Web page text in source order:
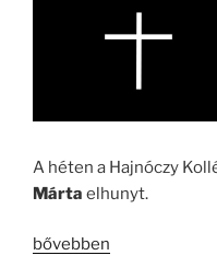
A héten a Hajnóczy
Márta elhunyt.
„Szerecz
bővebben